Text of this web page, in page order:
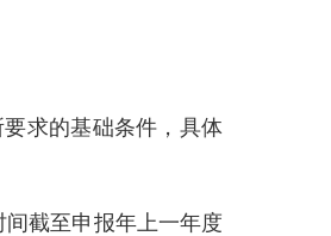
求的基础条件，具体
截至申报年上一年度